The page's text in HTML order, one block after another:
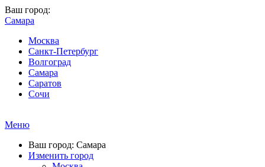
Ваш город:
Самара
Москва
Санкт-Петербург
Волгоград
Самара
Саратов
Сочи
Меню
Ваш город: Самара
Изменить город